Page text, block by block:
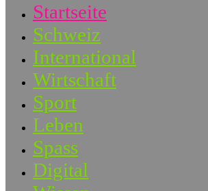
Startseite
Schweiz
International
Wirtschaft
Sport
Leben
Spass
Digital